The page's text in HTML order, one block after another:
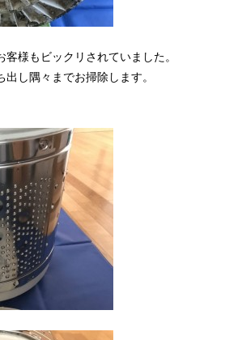
様もビックリされていました。
し隅々までお掃除します。